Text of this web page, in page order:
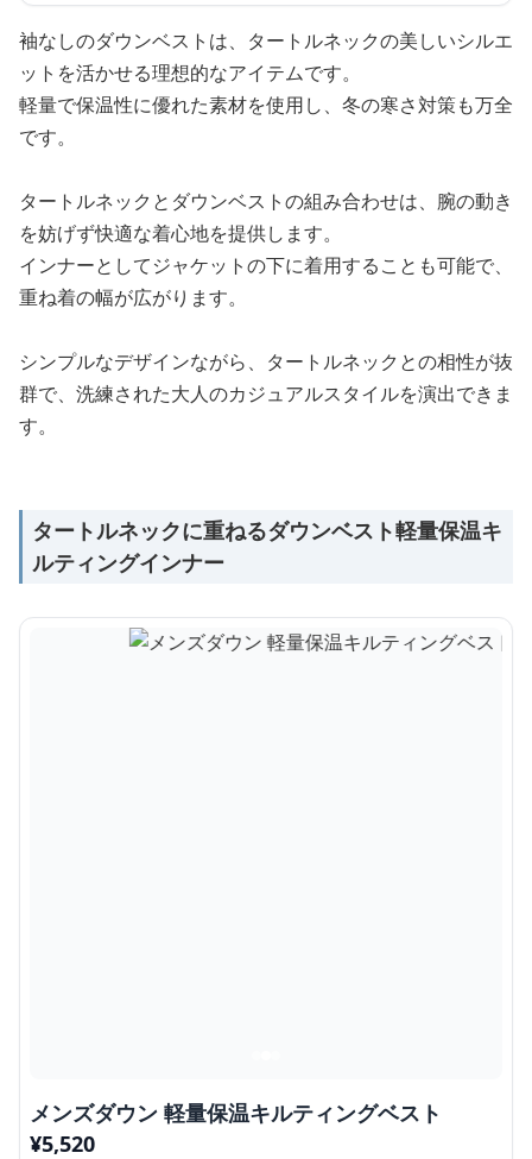
袖なしのダウンベストは、タートルネックの美しいシルエ
ットを活かせる理想的なアイテムです。
軽量で保温性に優れた素材を使用し、冬の寒さ対策も万全
です。
タートルネックとダウンベストの組み合わせは、腕の動き
を妨げず快適な着心地を提供します。
インナーとしてジャケットの下に着用することも可能で、
重ね着の幅が広がります。
シンプルなデザインながら、タートルネックとの相性が抜
群で、洗練された大人のカジュアルスタイルを演出できま
す。
タートルネックに重ねるダウンベスト軽量保温キ
ルティングインナー
メンズダウン 軽量保温キルティングベスト
¥5,520